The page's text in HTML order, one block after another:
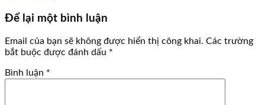
Để lại một bình luận
Email của bạn sẽ không được hiển thị công khai. Các trường
bắt buộc được đánh dấu *
Bình luận *